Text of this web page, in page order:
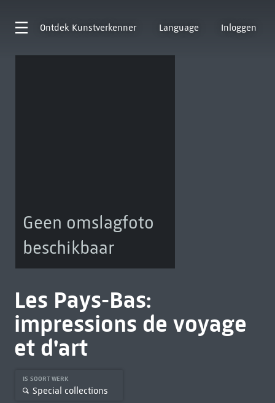
Ontdek Kunstverkenner Language Inloggen
Geen omslagfoto
beschikbaar
Les Pays-Bas:
impressions de voyage
et d'art
IS SOORT WERK
Special collections